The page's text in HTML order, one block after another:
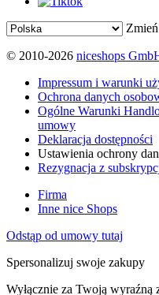
© 2010-2026 niceshops
Impressum i warunki
Ochrona danych
Ogólne Warunki
umowy
Deklaracja dostępności
Ustawienia ochrony
Rezygnacja z
Firma
Inne nice Shops
Odstąp od umowy tutaj
Spersonalizuj swoje zakupy
Wyłącznie za Twoją